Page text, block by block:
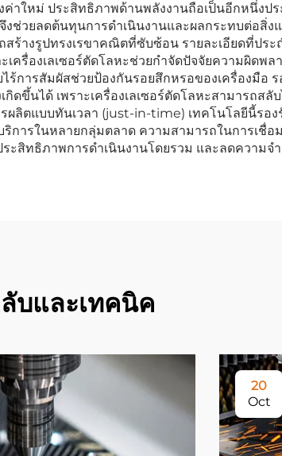
ใหม่ ประสิทธิภาพด้านพลังงานถือเป็นอีกหนึ่งปร
ช่วยลดต้นทุนการดำเนินงานและผลกระทบต่อสิ่
ร้างรูปทรงเรขาคณิตที่ซับซ้อน รายละเอียดที่ปร
รื่องเลเซอร์ตัดโลหะช่วยกำจัดปัจจัยความผิดพ
การสัมผัสช่วยป้องกันรอยสึกหรอของเครื่องมือ
ขึ้นได้ เพราะเครื่องเลเซอร์ตัดโลหะสามารถสลั
ผลิตแบบทันเวลา (just-in-time) เทคโนโลยีนี้รอ
การในหลายกลุ่มตลาด ความสามารถในการเชื่อ
ะสิทธิภาพการดำเนินงานโดยรวม และลดความจ
บและเทคนิค
20
Oct